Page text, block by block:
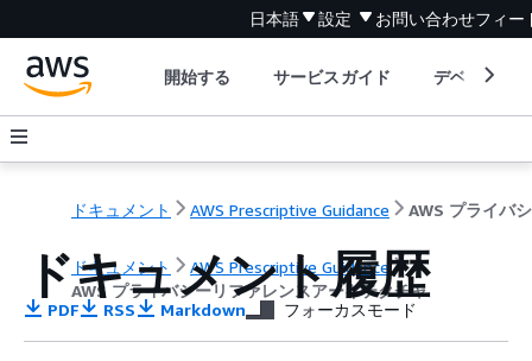
日本語 設定 お問い合わせフィー
開始する サービスガイド デベロッパ
ドキュメント AWS Prescriptive Guidance
ドキュメント
AWS Prescriptive Guidance
AWS プライバシーリファレンスアーキテクチャ
ドキュメント履歴
PDF RSS Markdown フォーカスモード